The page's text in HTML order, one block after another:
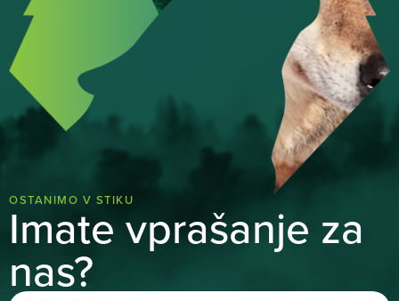
OSTANIMO V STIKU
Imate vprašanje za
nas?